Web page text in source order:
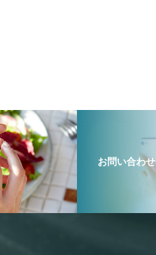
お問い合わせ